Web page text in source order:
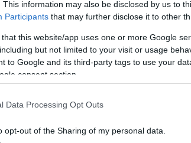
This information may also be disclosed by us to
Participants that may further disclose it to other
that this website/app uses one or more Google
but not limited to your visit or usage
to Google and its third-party tags to use your
consent section.
Data Processing Opt Outs
opt-out of the Sharing of my personal data.
szeretett téged viszontszeretheted Istenedet